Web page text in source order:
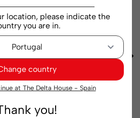
location, please indicate the
you are in.
country
at The Delta House - Spain
you!
Café en Grano Delta Cafés
g